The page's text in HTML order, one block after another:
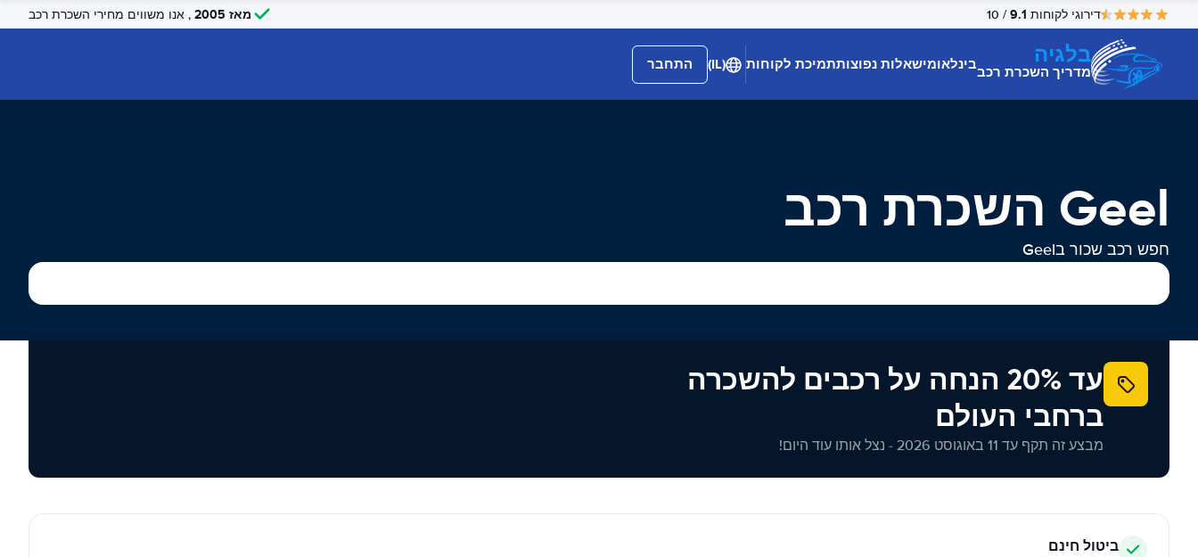
דירוגי לקוחות 9.1
/ 10 מאז 2005 , אנו משווים מחירי השכרת רכב
בלגיה
מדריך השכרת רכבבינלאומישאלות נפוצותתמיכת לקוחות (IL) התחבר
Geel השכרת רכב
חפש רכב שכור בGeel
עד 20% הנחה על רכבים להשכרה
ברחבי העולם
מבצע זה תקף עד 11 באוגוסט 2026 - נצל אותו עוד היום!
ביטול חינם